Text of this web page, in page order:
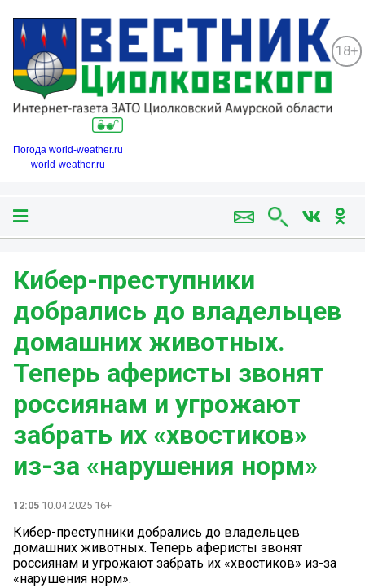
18+
Погода world-weather.ru
world-weather.ru
Кибер-преступники
добрались до владельцев
домашних животных.
Теперь аферисты звонят
россиянам и угрожают
забрать их «хвостиков»
из-за «нарушения норм»
12:05 10.04.2025 16+
Кибер-преступники добрались до владельцев
домашних животных. Теперь аферисты звонят
россиянам и угрожают забрать их «хвостиков» из-за
«нарушения норм».